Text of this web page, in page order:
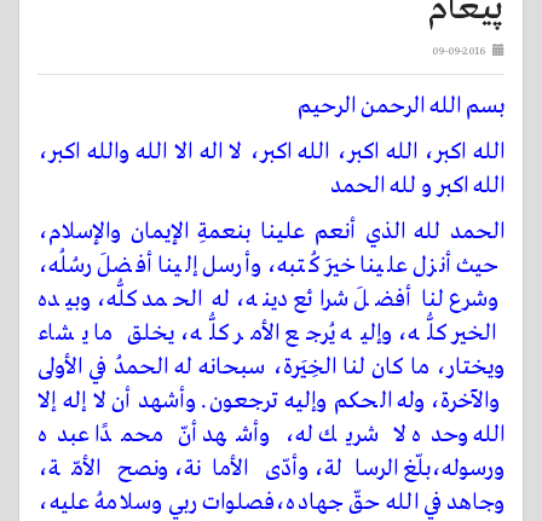
09-09-2016
بسم الله الرحمن الرحیم
الله اکبر، الله اکبر، الله اکبر، لا اله الا الله والله اکبر،
الله اکبر و لله الحمد
الحمد لله الذي أنعم علينا بنعمةِ الإيمان والإسلام،
حيث أنزل علينا خيرَ كُتبه، وأرسل إلينا أفضلَ رسُلُه،
وشرع لنا أفضلَ شرائع دينه، له الحمد كلُّه، وبيده
الخير كلُّه، وإليه يُرجع الأمر كلُّه، يخلق ما يشاء
ويختار، ما كان لنا الخِيَرة، سبحانه له الحمدُ في الأولى
والآخرة، وله الحكم وإليه ترجعون. وأشهد أن لا إله إلا
الله وحده لا شريك له، وأشهد أنّ محمدًا عبده
ورسوله،بلّغ الرسالة، وأدّى الأمانة، ونصح الأمّة،
وجاهد في الله حقّ جهاده،فصلوات ربي وسلامهُ عليه،